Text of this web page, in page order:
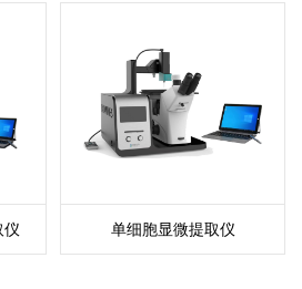
仪 单细胞显微提取仪